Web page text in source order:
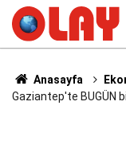
Anasayfa
Gaziantep'te BUGÜN